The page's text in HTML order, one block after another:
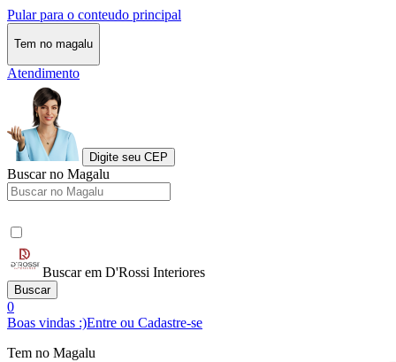
Pular para o conteudo principal
Tem no magalu
Atendimento
Digite seu CEP
Buscar no Magalu
Buscar em D'Rossi Interiores
Buscar
0
Boas vindas :)Entre ou Cadastre-se
Tem no Magalu